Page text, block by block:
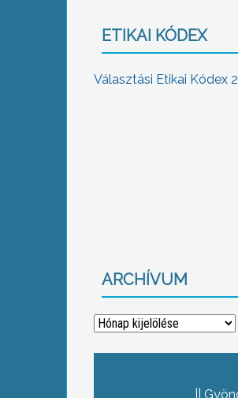
ETIKAI KÓDEX
Választási Etikai Kódex
ARCHÍVUM
Archívum